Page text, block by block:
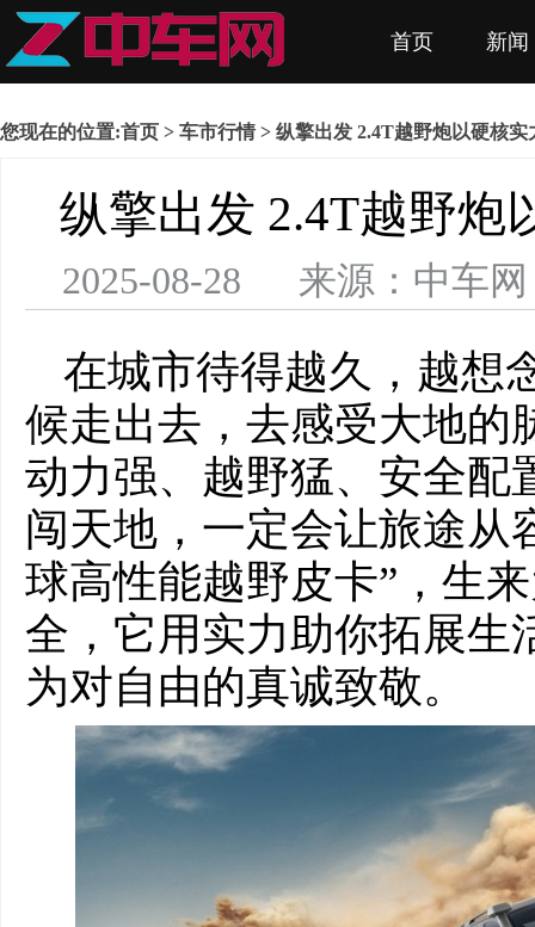
首页 新闻
您现在的位置:首页 > 车市行情> 纵擎出发 2.4T越野炮以硬核实
纵擎出发 2.4T越野炮
2025-08-28 来源：中车
在城市待得越久，越想
候走出去，去感受大地的
动力强、越野猛、安全配
闯天地，一定会让旅途从
球高性能越野皮卡”，生
全，它用实力助你拓展生
为对自由的真诚致敬。